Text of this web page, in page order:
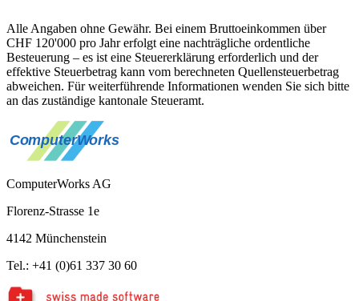
Alle Angaben ohne Gewähr. Bei einem Bruttoeinkommen über
CHF 120'000 pro Jahr erfolgt eine nachträgliche ordentliche
Besteuerung – es ist eine Steuererklärung erforderlich und der
effektive Steuerbetrag kann vom berechneten Quellensteuerbetrag
abweichen. Für weiterführende Informationen wenden Sie sich bitte
an das zuständige kantonale Steueramt.
ComputerWorks AG
Florenz-Strasse 1e
4142 Münchenstein
Tel.: +41 (0)61 337 30 60